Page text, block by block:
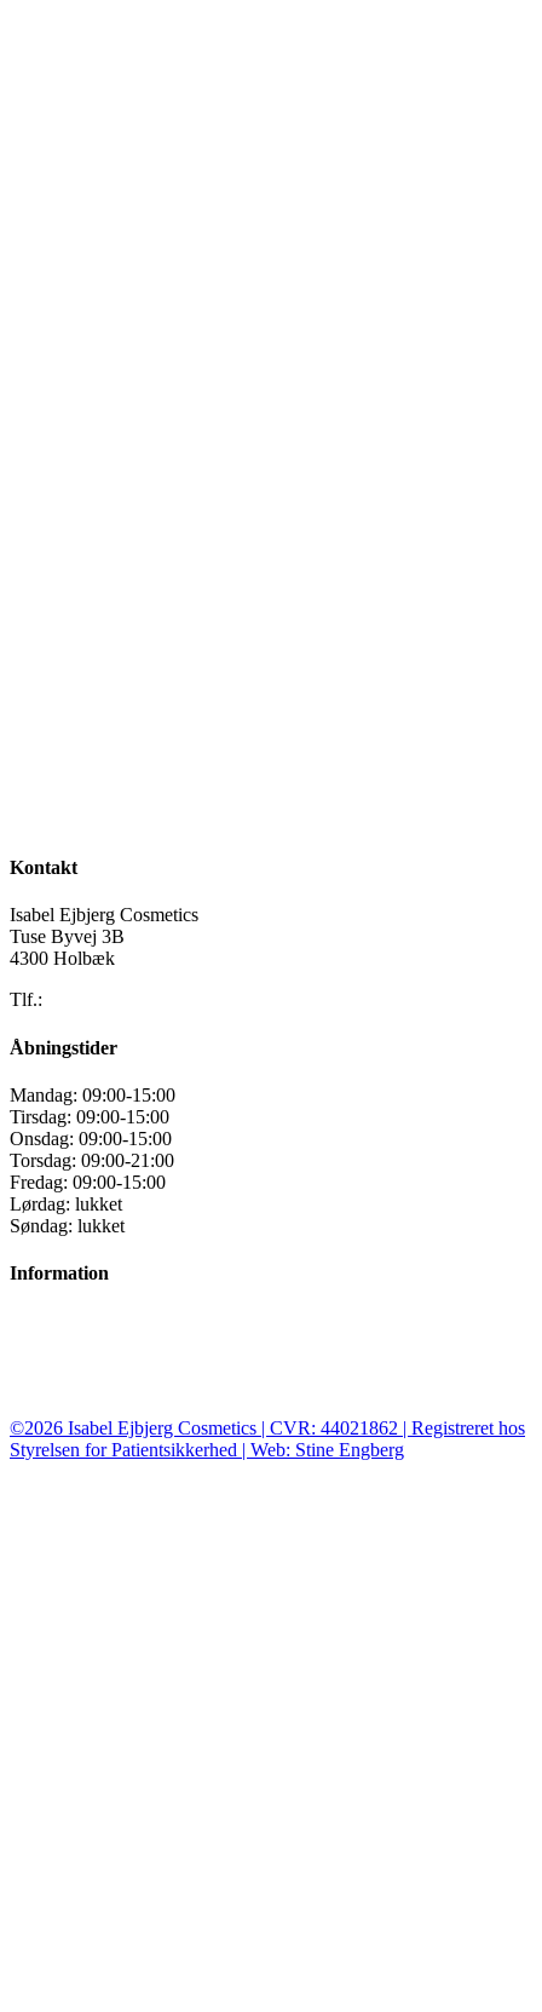
Kontakt
Isabel Ejbjerg Cosmetics
Tuse Byvej 3B
4300 Holbæk
Tlf.:
Åbningstider
Mandag: 09:00-15:00
Tirsdag: 09:00-15:00
Onsdag: 09:00-15:00
Torsdag: 09:00-21:00
Fredag: 09:00-15:00
Lørdag: lukket
Søndag: lukket
Information
©2026 Isabel Ejbjerg Cosmetics | CVR: 44021862 | Registreret hos
Styrelsen for Patientsikkerhed | Web: Stine Engberg